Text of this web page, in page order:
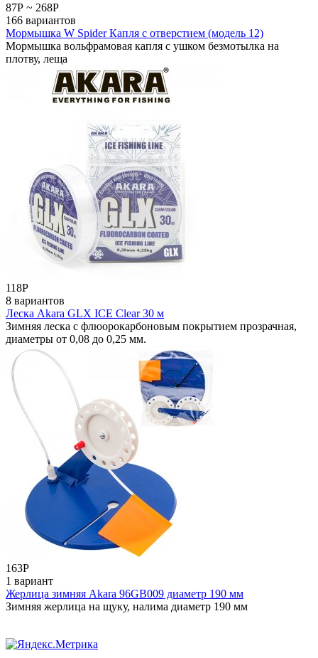
87Р ~ 268Р
166 вариантов
Мормышка W Spider Капля с отверстием (модель 12)
Мормышка вольфрамовая капля с ушком безмотылка на
плотву, леща
118Р
8 вариантов
Леска Akara GLX ICE Clear 30 м
Зимняя леска с флюорокарбоновым покрытием прозрачная,
диаметры от 0,08 до 0,25 мм.
163Р
1 вариант
Жерлица зимняя Akara 96GB009 диаметр 190 мм
Зимняя жерлица на щуку, налима диаметр 190 мм